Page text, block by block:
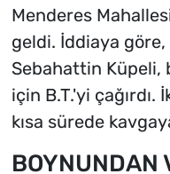
Menderes
geldi. İddiaya
Sebahattin Küpeli,
için B.T.'yi çağırdı.
kısa sürede
BOYNUNDAN